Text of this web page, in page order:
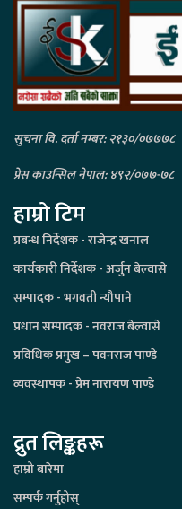
सुचना वि. दर्ता नम्बर: २१३०/०७७७८
प्रेस काउन्सिल नेपाल: ४९२/०७७-७८
हाम्रो टिम
प्रबन्ध निर्देशक - राजेन्द्र खनाल
कार्यकारी निर्देशक - अर्जुन बेल्वासे
सम्पादक - भगवती न्यौपाने
प्रधान सम्पादक - नवराज बेल्वासे
प्रविधिक प्रमुख – पवनराज पाण्डे
व्यवस्थापक - प्रेम नारायण पाण्डे
द्रुत लिङ्कहरू
हाम्रो बारेमा
सम्पर्क गर्नुहोस्